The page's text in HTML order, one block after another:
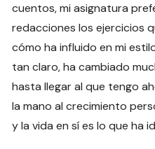
cuentos, mi asignatura
redacciones los ejercicios
cómo ha influido en mi
tan claro, ha cambiado
hasta llegar al que tengo
la mano al crecimiento
y la vida en sí es lo que ha